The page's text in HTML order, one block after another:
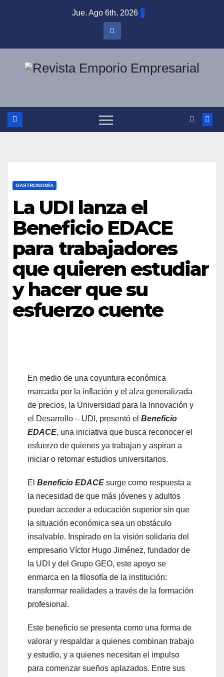
Jue. Ago 6th, 2026
GASTRONOMÍA
La UDI lanza el
Beneficio EDACE
para trabajadores
que quieren estudiar
y hacer que su
esfuerzo cuente
En medio de una coyuntura económica
marcada por la inflación y el alza generalizada
de precios, la Universidad para la Innovación y
el Desarrollo – UDI, presentó el Beneficio
EDACE, una iniciativa que busca reconocer el
esfuerzo de quienes ya trabajan y aspiran a
iniciar o retomar estudios universitarios.
El Beneficio EDACE surge como respuesta a
la necesidad de que más jóvenes y adultos
puedan acceder a educación superior sin que
la situación económica sea un obstáculo
insalvable. Inspirado en la visión solidaria del
empresario Víctor Hugo Jiménez, fundador de
la UDI y del Grupo GEO, este apoyo se
enmarca en la filosofía de la institución:
transformar realidades a través de la formación
profesional.
Este beneficio se presenta como una forma de
valorar y respaldar a quienes combinan trabajo
y estudio, y a quienes necesitan el impulso
para comenzar sueños aplazados. Entre sus